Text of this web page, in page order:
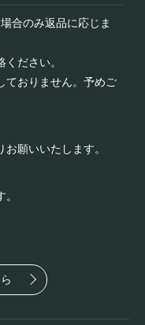
合のみ返品に応じま
ださい。
ておりません。予めご
お願いいたします。